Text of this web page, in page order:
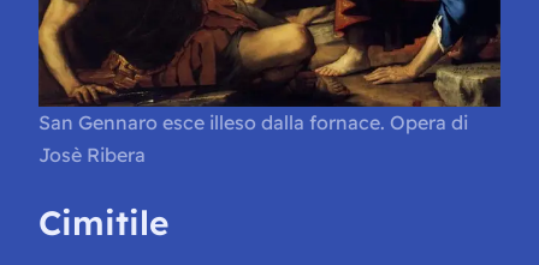
San Gennaro esce illeso dalla fornace. Opera di
Josè Ribera
Cimitile